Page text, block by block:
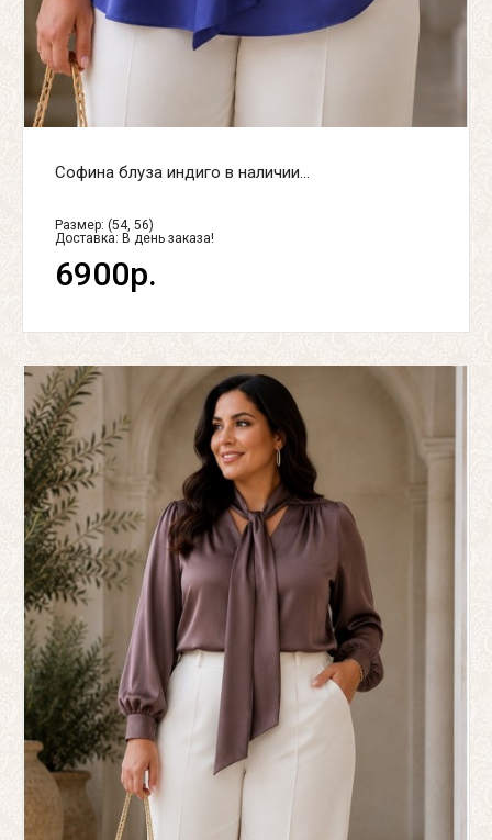
Софина блуза индиго в наличии...
Размер: (54, 56)
Доставка: В день заказа!
6900р.